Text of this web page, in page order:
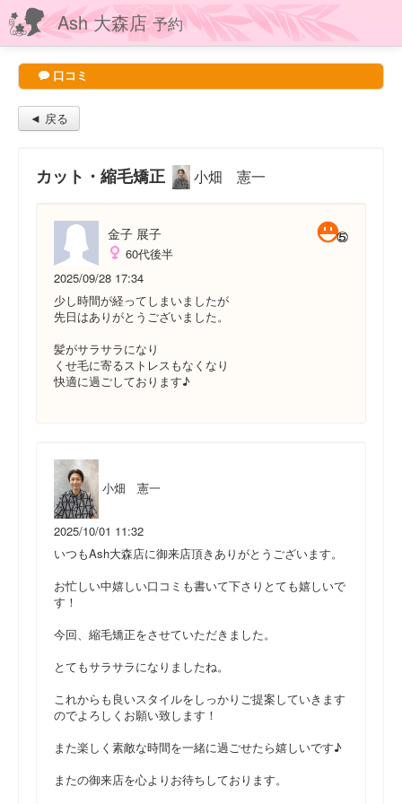
Ash 大森店予約
口コミ
◄ 戻る
カット・縮毛矯正 小畑 憲一
金子 展子
60代後半
2025/09/28 17:34
少し時間が経ってしまいましたが
先日はありがとうございました。
髪がサラサラになり
くせ毛に寄るストレスもなくなり
快適に過ごしております♪
小畑 憲一
2025/10/01 11:32
いつもAsh大森店に御来店頂きありがとうございます。
お忙しい中嬉しい口コミも書いて下さりとても嬉しいで
す！
今回、縮毛矯正をさせていただきました。
とてもサラサラになりましたね。
これからも良いスタイルをしっかりご提案していきます
のでよろしくお願い致します！
また楽しく素敵な時間を一緒に過ごせたら嬉しいです♪
またの御来店を心よりお待ちしております。